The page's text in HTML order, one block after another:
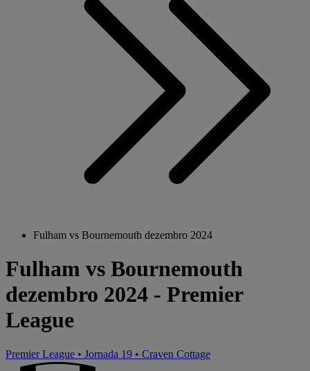
Fulham vs Bournemouth dezembro 2024
Fulham vs Bournemouth
dezembro 2024 - Premier
League
Premier League • Jornada 19 • Craven Cottage